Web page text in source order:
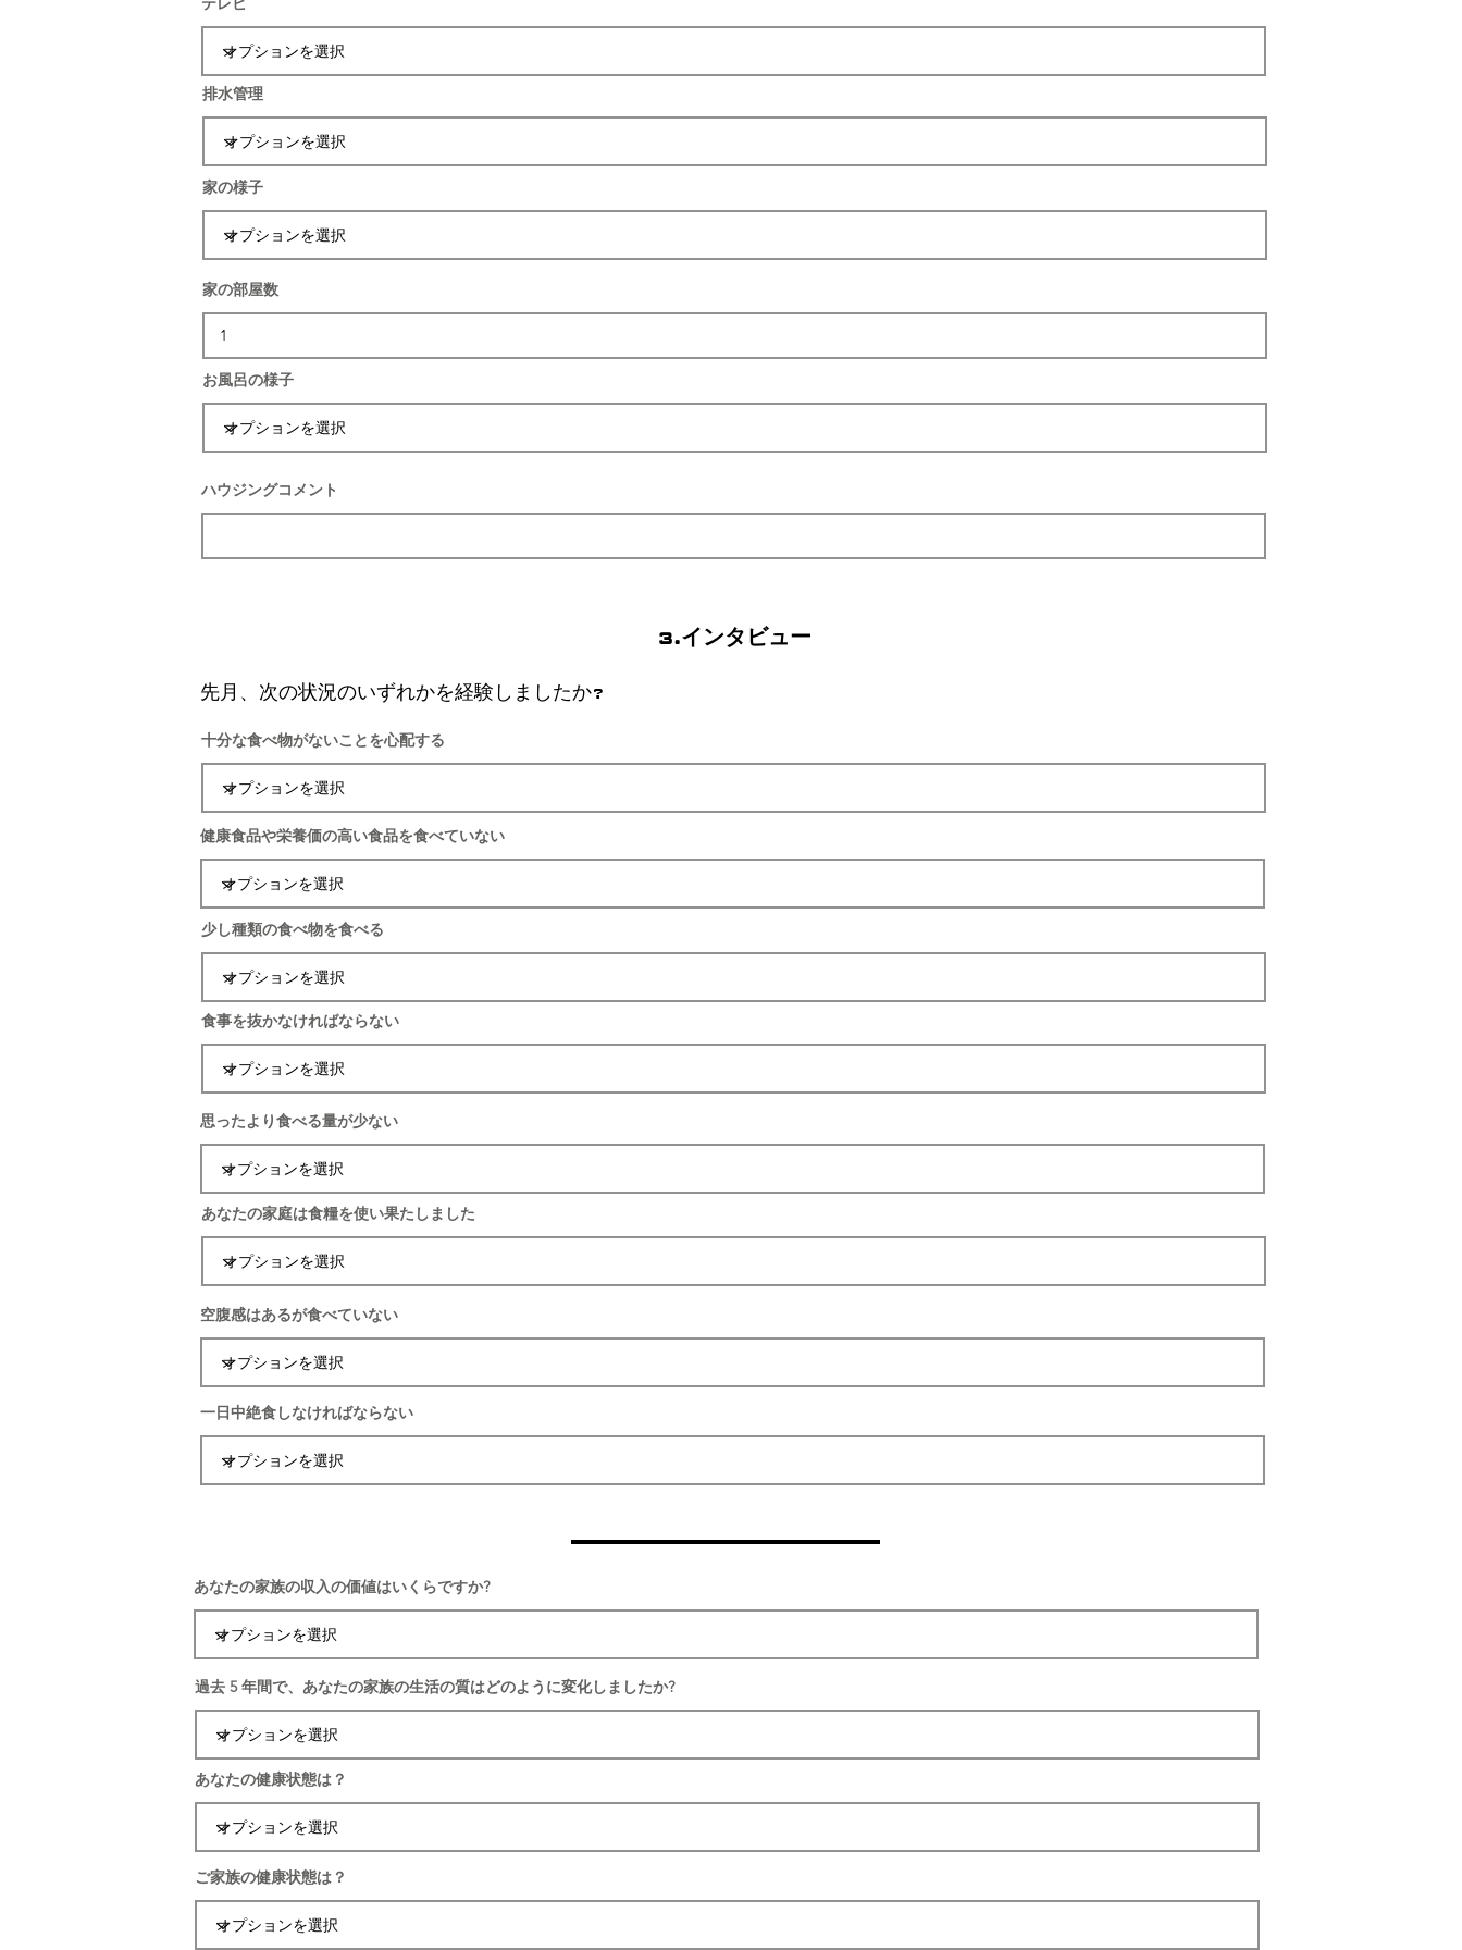
排水管理
家の様子
家の部屋数
お風呂の様子
ハウジングコメント
3.インタビュー
先月、次の状況のいずれかを経験しましたか?
十分な食べ物がないことを心配する
健康食品や栄養価の高い食品を食べていない
少し種類の食べ物を食べる
食事を抜かなければならない
思ったより食べる量が少ない
あなたの家庭は食糧を使い果たしました
空腹感はあるが食べていない
一日中絶食しなければならない
あなたの家族の収入の価値はいくらですか?
過去 5 年間で、あなたの家族の生活の質はどのように変化しましたか?
あなたの健康状態は？
ご家族の健康状態は？